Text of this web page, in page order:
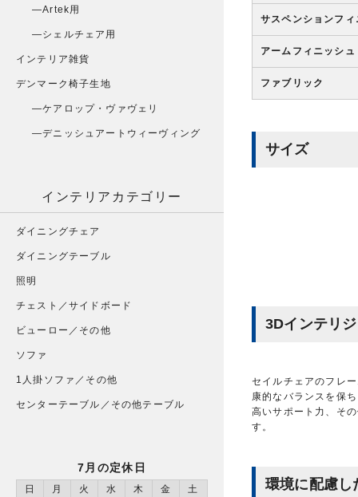
サスペンションフィ
アームフィニッシュ
ファブリック
サイズ
3Dインテリ
セイルチェアのフレ
康的なバランスを保
高いサポート力、そ
す。
環境に配慮し
Artek用
シェルチェア用
インテリア雑貨
デンマーク椅子生地
ケアロップ・ヴァヴェリ
デニッシュアートウィーヴィング
インテリアカテゴリー
ダイニングチェア
ダイニングテーブル
照明
チェスト／サイドボード
ビューロー／その他
ソファ
1人掛ソファ／その他
センターテーブル／その他テーブル
7月の定休日
日 月 火 水 木 金
土